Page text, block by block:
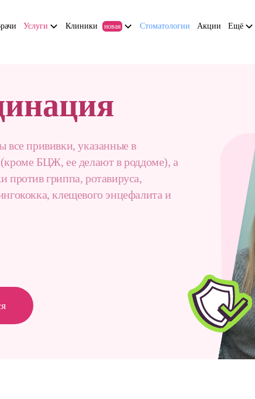
Услуги Клиники новая Стоматологии Акции Ещё
все прививки, указанные в
БЦЖ, ее делают в роддоме), а
против гриппа, ротавируса,
клещевого энцефалита и